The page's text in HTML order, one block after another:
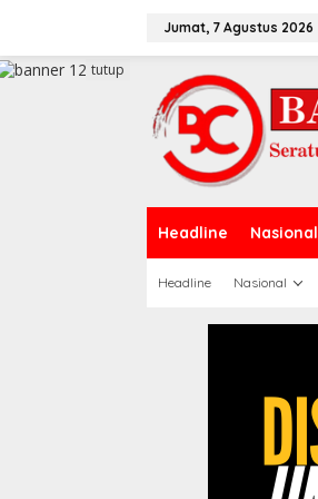
a
Jumat, 7 Agustus 2026
Headline Nasional
Headline Nasional
tutup